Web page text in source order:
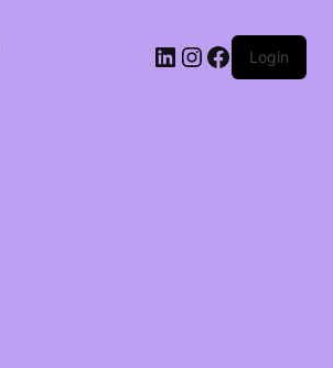
LinkedIn
Instagram
Facebook
Login